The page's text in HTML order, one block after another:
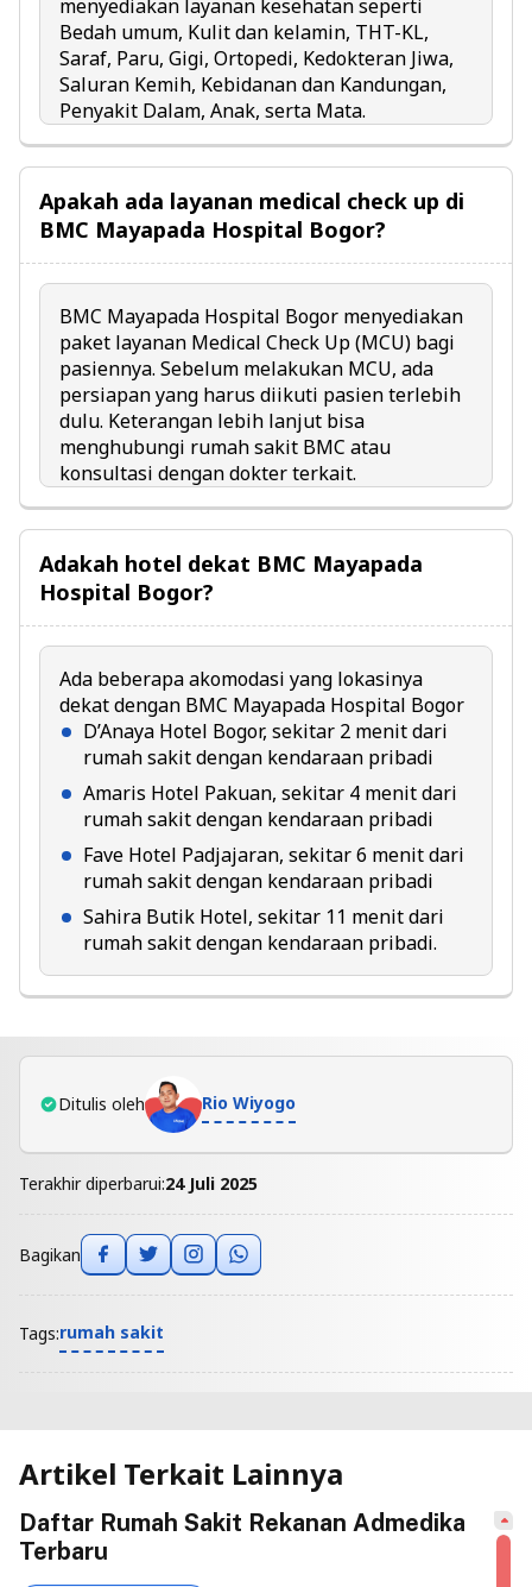
menyediakan layanan kesehatan seperti
Bedah umum, Kulit dan kelamin, THT-KL,
Saraf, Paru, Gigi, Ortopedi, Kedokteran Jiwa,
Saluran Kemih, Kebidanan dan Kandungan,
Penyakit Dalam, Anak, serta Mata.
Apakah ada layanan medical check up di
BMC Mayapada Hospital Bogor?
BMC Mayapada Hospital Bogor menyediakan
paket layanan Medical Check Up (MCU) bagi
pasiennya. Sebelum melakukan MCU, ada
persiapan yang harus diikuti pasien terlebih
dulu. Keterangan lebih lanjut bisa
menghubungi rumah sakit BMC atau
konsultasi dengan dokter terkait.
Adakah hotel dekat BMC Mayapada
Hospital Bogor?
Ada beberapa akomodasi yang lokasinya
dekat dengan BMC Mayapada Hospital Bogor
D’Anaya Hotel Bogor, sekitar 2 menit dari
rumah sakit dengan kendaraan pribadi
Amaris Hotel Pakuan, sekitar 4 menit dari
rumah sakit dengan kendaraan pribadi
Fave Hotel Padjajaran, sekitar 6 menit dari
rumah sakit dengan kendaraan pribadi
Sahira Butik Hotel, sekitar 11 menit dari
rumah sakit dengan kendaraan pribadi.
Ditulis oleh Rio Wiyogo
Terakhir diperbarui:24 Juli 2025
Bagikan
Tags:rumah sakit
Artikel Terkait Lainnya
Daftar Rumah Sakit Rekanan Admedika
Terbaru